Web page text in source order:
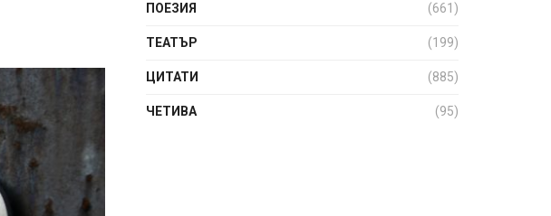
ПОЕЗИЯ (661)
ТЕАТЪР (199)
ЦИТАТИ (885)
ЧЕТИВА (95)